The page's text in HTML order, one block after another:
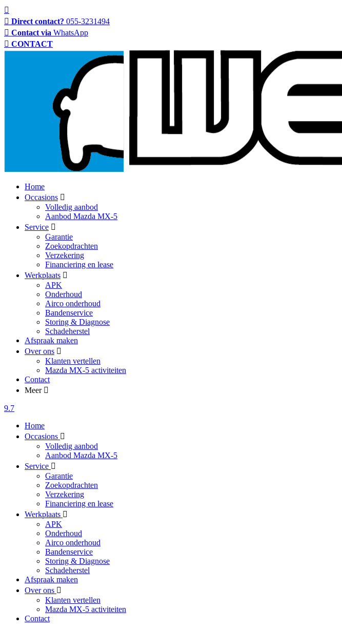
Direct contact? 055-3231494
Contact via WhatsApp
CONTACT
Home
Occasions
Volledig aanbod
Aanbod Mazda MX-5
Service
Garantie
Zoekopdrachten
Verzekering
Financiering en lease
Werkplaats
APK
Onderhoud
Airco onderhoud
Bandenservice
Storing & Diagnose
Schadeherstel
Afspraak maken
Over ons
Klanten vertellen
Mazda MX-5 activiteiten
Contact
Meer
9.7
Home
Occasions
Volledig aanbod
Aanbod Mazda MX-5
Service
Garantie
Zoekopdrachten
Verzekering
Financiering en lease
Werkplaats
APK
Onderhoud
Airco onderhoud
Bandenservice
Storing & Diagnose
Schadeherstel
Afspraak maken
Over ons
Klanten vertellen
Mazda MX-5 activiteiten
Contact